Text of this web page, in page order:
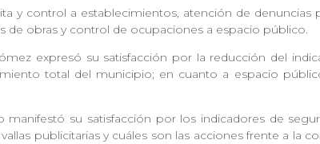
y control a establecimientos, atención de
de obras y control de ocupaciones a espacio público.
expresó su satisfacción por la reducción del
total del municipio; en cuanto a espacio
manifestó su satisfacción por los indicadores de
publicitarias y cuáles son las acciones frente a la